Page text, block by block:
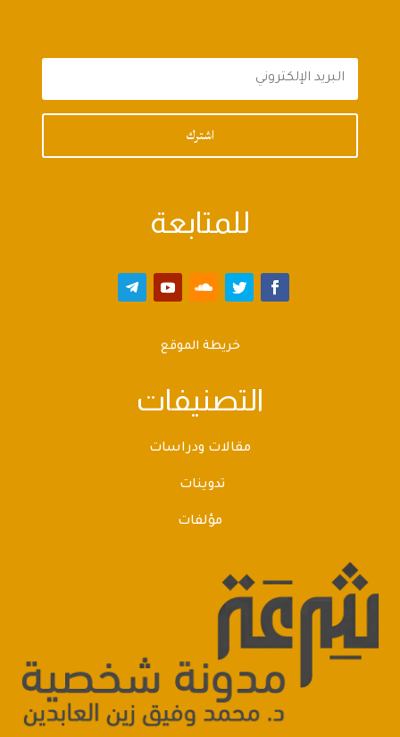
اشترك
للمتابعة
خريطة الموقع
التصنيفات
مقالات ودراسات
تدوينات
مؤلفات